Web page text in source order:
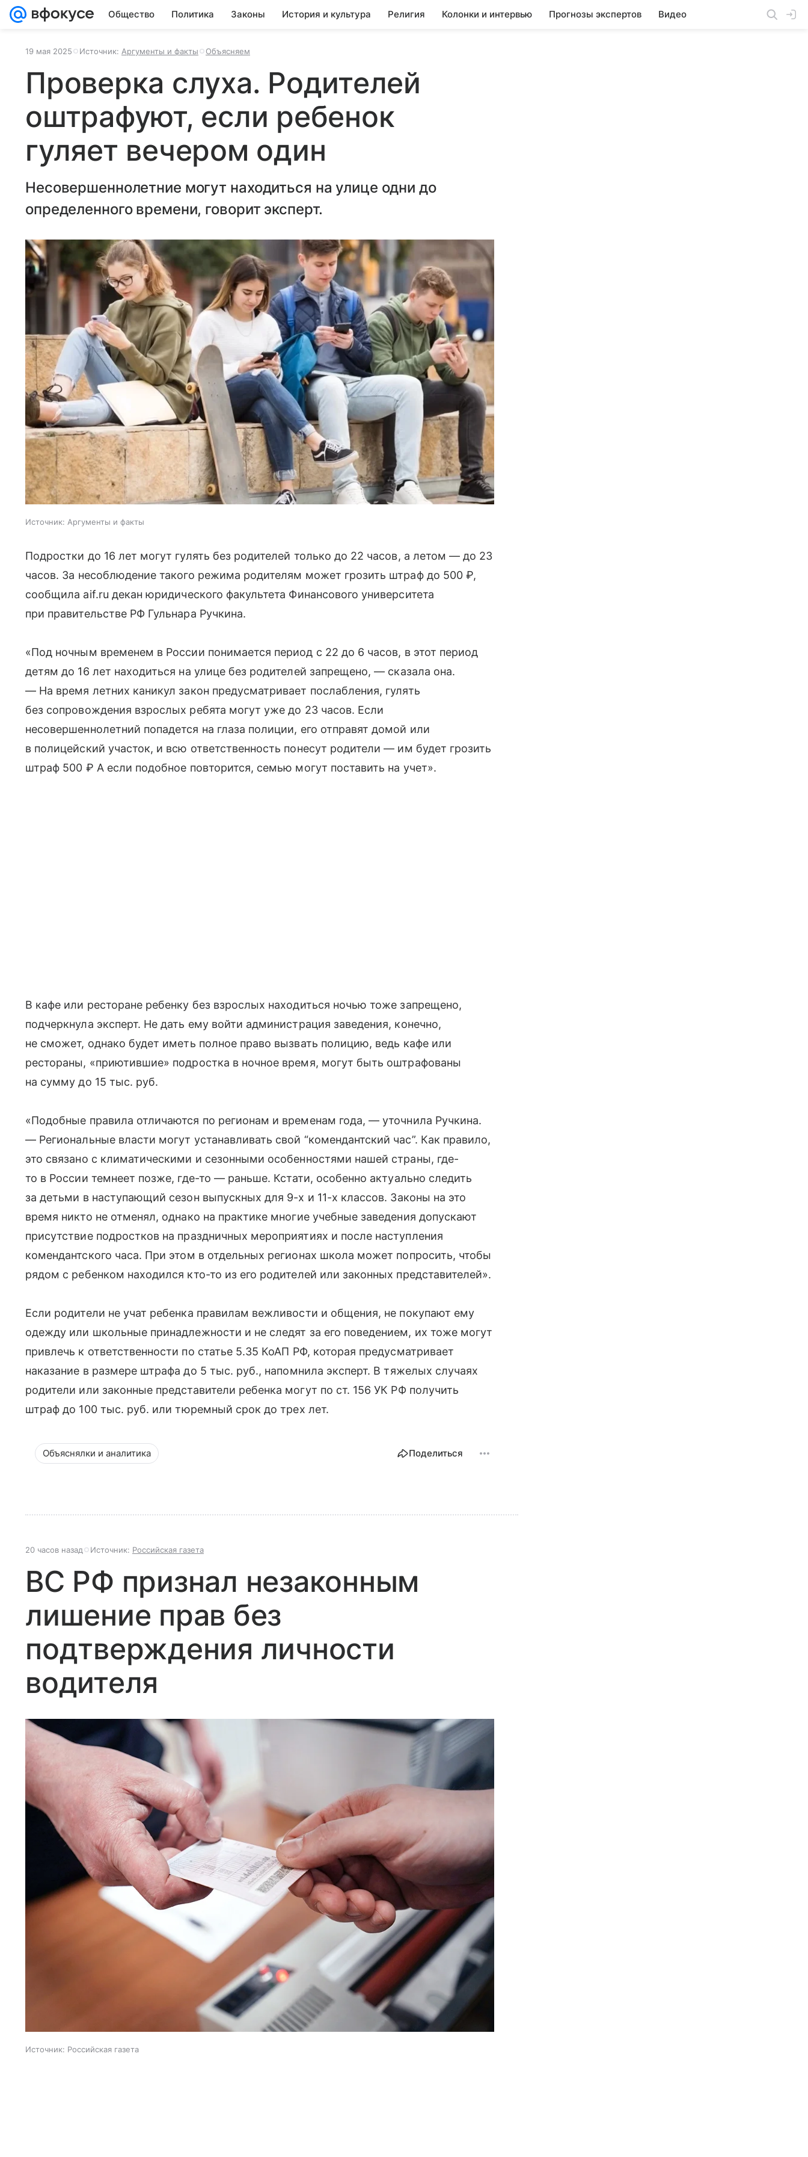
Общество Политика Законы История и культура Религия Колонки и интервью Прогнозы экспертов Видео
19 мая 2025 Источник: Аргументы и факты Объясняем
Проверка слуха. Родителей
оштрафуют, если ребенок
гуляет вечером один
Несовершеннолетние могут находиться на улице одни до
определенного времени, говорит эксперт.
Источник: Аргументы и факты
Подростки до 16 лет могут гулять без родителей только до 22 часов, а летом — до 23
часов. За несоблюдение такого режима родителям может грозить штраф до 500 ₽,
сообщила aif.ru декан юридического факультета Финансового университета
при правительстве РФ Гульнара Ручкина.
«Под ночным временем в России понимается период с 22 до 6 часов, в этот период
детям до 16 лет находиться на улице без родителей запрещено, — сказала она.
— На время летних каникул закон предусматривает послабления, гулять
без сопровождения взрослых ребята могут уже до 23 часов. Если
несовершеннолетний попадется на глаза полиции, его отправят домой или
в полицейский участок, и всю ответственность понесут родители — им будет грозить
штраф 500 ₽ А если подобное повторится, семью могут поставить на учет».
В кафе или ресторане ребенку без взрослых находиться ночью тоже запрещено,
подчеркнула эксперт. Не дать ему войти администрация заведения, конечно,
не сможет, однако будет иметь полное право вызвать полицию, ведь кафе или
рестораны, «приютившие» подростка в ночное время, могут быть оштрафованы
на сумму до 15 тыс. руб.
«Подобные правила отличаются по регионам и временам года, — уточнила Ручкина.
— Региональные власти могут устанавливать свой “комендантский час”. Как правило,
это связано с климатическими и сезонными особенностями нашей страны, где-
то в России темнеет позже, где-то — раньше. Кстати, особенно актуально следить
за детьми в наступающий сезон выпускных для 9-х и 11-х классов. Законы на это
время никто не отменял, однако на практике многие учебные заведения допускают
присутствие подростков на праздничных мероприятиях и после наступления
комендантского часа. При этом в отдельных регионах школа может попросить, чтобы
рядом с ребенком находился кто-то из его родителей или законных представителей».
Если родители не учат ребенка правилам вежливости и общения, не покупают ему
одежду или школьные принадлежности и не следят за его поведением, их тоже могут
привлечь к ответственности по статье 5.35 КоАП РФ, которая предусматривает
наказание в размере штрафа до 5 тыс. руб., напомнила эксперт. В тяжелых случаях
родители или законные представители ребенка могут по ст. 156 УК РФ получить
штраф до 100 тыс. руб. или тюремный срок до трех лет.
Объяснялки и аналитика Поделиться
20 часов назад Источник: Российская газета
ВС РФ признал незаконным
лишение прав без
подтверждения личности
водителя
Источник: Российская газета